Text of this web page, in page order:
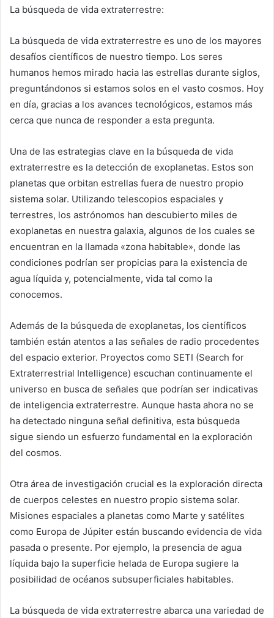
La búsqueda de vida extraterrestre:
La búsqueda de vida extraterrestre es uno de los mayores
desafíos científicos de nuestro tiempo. Los seres
humanos hemos mirado hacia las estrellas durante siglos,
preguntándonos si estamos solos en el vasto cosmos. Hoy
en día, gracias a los avances tecnológicos, estamos más
cerca que nunca de responder a esta pregunta.
Una de las estrategias clave en la búsqueda de vida
extraterrestre es la detección de exoplanetas. Estos son
planetas que orbitan estrellas fuera de nuestro propio
sistema solar. Utilizando telescopios espaciales y
terrestres, los astrónomos han descubierto miles de
exoplanetas en nuestra galaxia, algunos de los cuales se
encuentran en la llamada «zona habitable», donde las
condiciones podrían ser propicias para la existencia de
agua líquida y, potencialmente, vida tal como la
conocemos.
Además de la búsqueda de exoplanetas, los científicos
también están atentos a las señales de radio procedentes
del espacio exterior. Proyectos como SETI (Search for
Extraterrestrial Intelligence) escuchan continuamente el
universo en busca de señales que podrían ser indicativas
de inteligencia extraterrestre. Aunque hasta ahora no se
ha detectado ninguna señal definitiva, esta búsqueda
sigue siendo un esfuerzo fundamental en la exploración
del cosmos.
Otra área de investigación crucial es la exploración directa
de cuerpos celestes en nuestro propio sistema solar.
Misiones espaciales a planetas como Marte y satélites
como Europa de Júpiter están buscando evidencia de vida
pasada o presente. Por ejemplo, la presencia de agua
líquida bajo la superficie helada de Europa sugiere la
posibilidad de océanos subsuperficiales habitables.
La búsqueda de vida extraterrestre abarca una variedad de